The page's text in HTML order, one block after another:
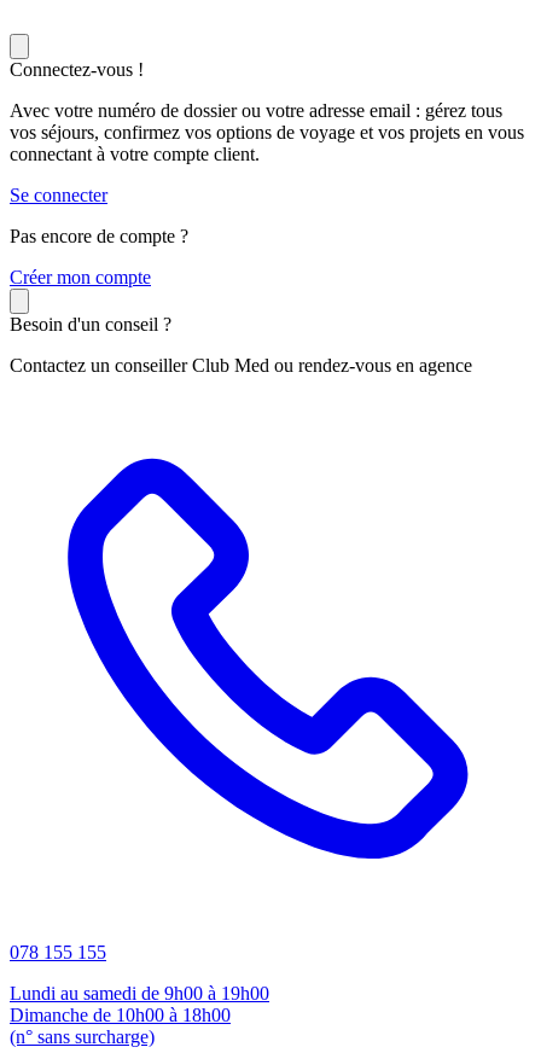
Connectez-vous !
Avec votre numéro de dossier ou votre adresse email : gérez tous
vos séjours, confirmez vos options de voyage et vos projets en vous
connectant à votre compte client.
Se connecter
Pas encore de compte ?
Créer mon compte
Besoin d'un conseil ?
Contactez un conseiller Club Med ou rendez-vous en agence
078 155 155
Lundi au samedi de 9h00 à 19h00
Dimanche de 10h00 à 18h00
(n° sans surcharge)